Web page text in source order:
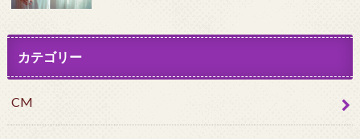
カテゴリー
CM